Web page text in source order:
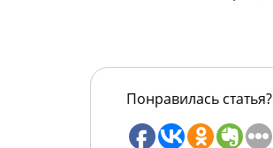
Понравилась